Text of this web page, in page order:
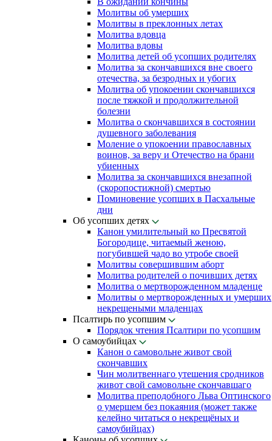
Молитвы об умерших
Молитвы в преклонных летах
Молитва вдовца
Молитва вдовы
Молитва детей об усопших родителях
Молитва за скончавшихся вне своего
отечества, за безродных и убогих
Молитва об упокоении скончавшихся
после тяжкой и продолжительной
болезни
Молитва о скончавшихся в состоянии
душевного заболевания
Моление о упокоении православных
воинов, за веру и Отечество на брани
убиенных
Молитва за скончавшихся внезапной
(скоропостижной) смертью
Поминовение усопших в Пасхальные
дни
Об усопших детях
Канон умилительный ко Пресвятой
Богородице, читаемый женою,
погубившей чадо во утробе своей
Молитвы совершившим аборт
Молитва родителей о почивших детях
Молитва о мертворожденном младенце
Молитвы о мертворожденных и умерших
некрещеными младенцах
Псалтирь по усопшим
Порядок чтения Псалтири по усопшим
О самоубийцах
Канон о самовольне живот свой
скончавших
Чин молитвеннаго утешения сродников
живот свой самовольне скончавшаго
Молитва преподобного Льва Оптинского
о умершем без покаяния (может также
келейно читаться о некрещёных и
самоубийцах)